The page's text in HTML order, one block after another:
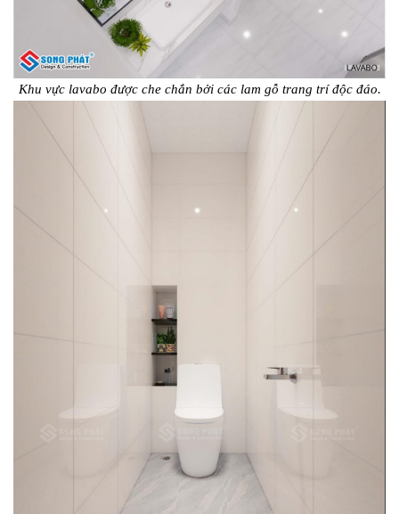
Khu vực lavabo được che chắn bởi các lam gỗ trang trí độc đáo.